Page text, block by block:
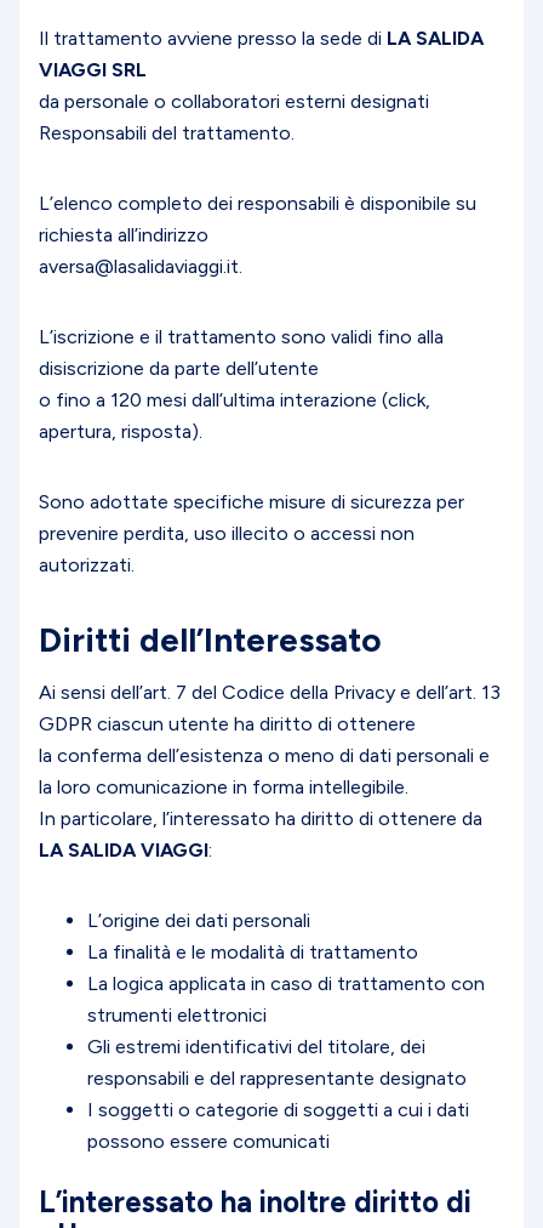
Il trattamento avviene presso la sede di LA SALIDA
VIAGGI SRL
da personale o collaboratori esterni designati
Responsabili del trattamento.
L’elenco completo dei responsabili è disponibile su
richiesta all’indirizzo
aversa@lasalidaviaggi.it.
L’iscrizione e il trattamento sono validi fino alla
disiscrizione da parte dell’utente
o fino a 120 mesi dall’ultima interazione (click,
apertura, risposta).
Sono adottate specifiche misure di sicurezza per
prevenire perdita, uso illecito o accessi non
autorizzati.
Diritti dell’Interessato
Ai sensi dell’art. 7 del Codice della Privacy e dell’art. 13
GDPR ciascun utente ha diritto di ottenere
la conferma dell’esistenza o meno di dati personali e
la loro comunicazione in forma intellegibile.
In particolare, l’interessato ha diritto di ottenere da
LA SALIDA VIAGGI:
L’origine dei dati personali
La finalità e le modalità di trattamento
La logica applicata in caso di trattamento con
strumenti elettronici
Gli estremi identificativi del titolare, dei
responsabili e del rappresentante designato
I soggetti o categorie di soggetti a cui i dati
possono essere comunicati
L’interessato ha inoltre diritto di